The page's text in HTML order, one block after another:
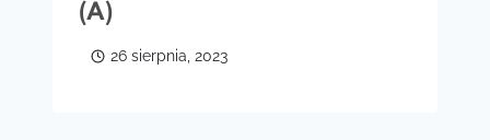
(A)
26 sierpnia, 2023